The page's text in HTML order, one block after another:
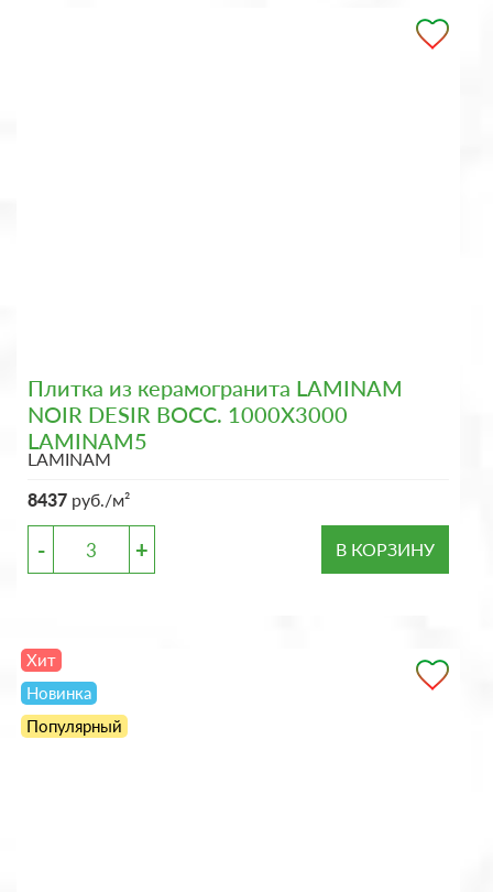
Плитка из керамогранита LAMINAM
NOIR DESIR BOCC. 1000X3000
LAMINAM5
LAMINAM
8437 руб./м²
- + В КОРЗИНУ
Хит
Новинка
Популярный